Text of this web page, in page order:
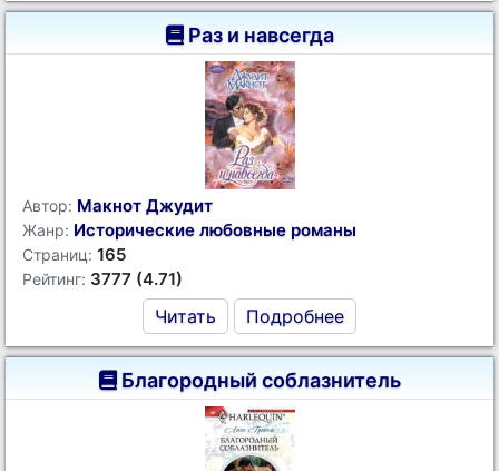
Раз и навсегда
Автор: Макнот Джудит
Жанр: Исторические любовные романы
Страниц: 165
Рейтинг: 3777 (4.71)
Читать Подробнее
Благородный соблазнитель